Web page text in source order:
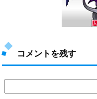
コメントを残す